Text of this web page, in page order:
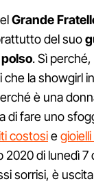
Grande
del suo
. Sì
la showgirl
è una
di fare uno
costosie
2020 di lunedì
sorrisi, è